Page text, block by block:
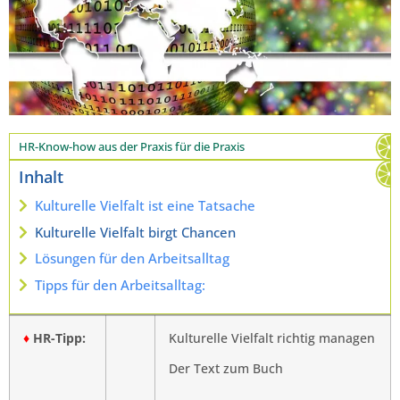
HR-Know-how aus der Praxis für die Praxis
Inhalt
Kulturelle Vielfalt ist eine Tatsache
Kulturelle Vielfalt birgt Chancen
Lösungen für den Arbeitsalltag
Tipps für den Arbeitsalltag:
♦ HR-Tipp:
Kulturelle Vielfalt richtig managen
Der Text zum Buch